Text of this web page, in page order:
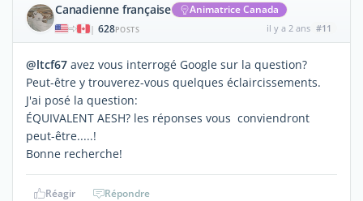
Canadienne française Animatrice Canada
| 628POSTS il y a 2 ans #11
@ltcf67 avez vous interrogé Google sur la question?
Peut-être y trouverez-vous quelques éclaircissements.
J'ai posé la question:
ÉQUIVALENT AESH? les réponses vous conviendront
peut-être.....!
Bonne recherche!
Réagir Répondre